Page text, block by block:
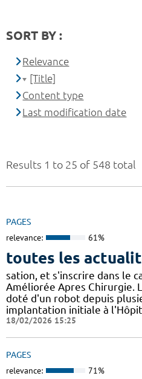
Results 1 to 25 of 548 total
PAGES
relevance: 61%
toutes les
sation, et s'inscrire dans le
Améliorée Apres Chirurgie.
doté d'un robot depuis
implantation initiale à
18/02/2026 15:25
PAGES
relevance: 71%
SORT BY :
Relevance
[Title]
Content type
Last modification date